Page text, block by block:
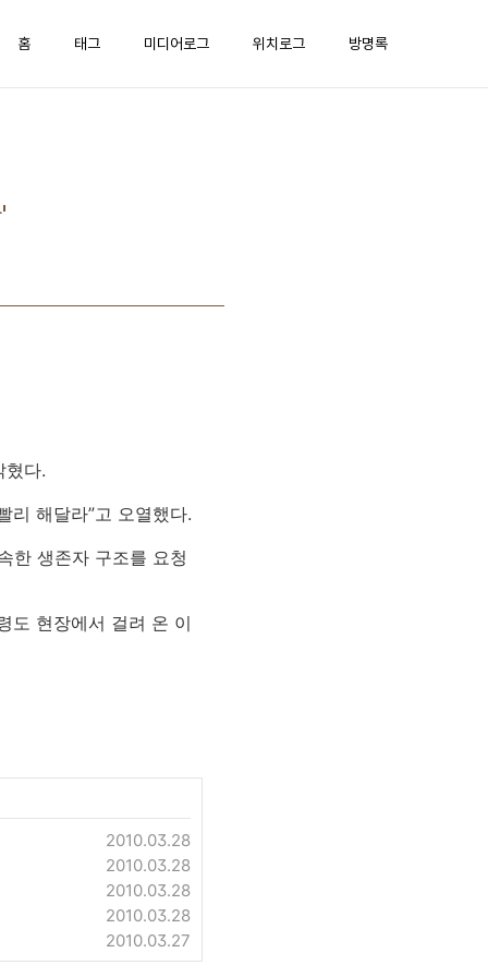
홈 태그 미디어로그 위치로그 방명록
혔다.
리 해달라”고 오열했다.
한 생존자 구조를 요청
도 현장에서 걸려 온 이
2010.03.28
2010.03.28
2010.03.28
2010.03.28
2010.03.27